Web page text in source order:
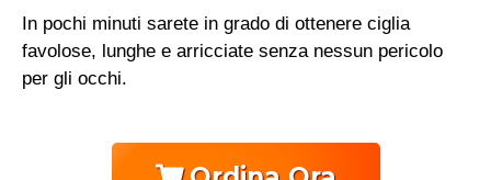
In pochi minuti sarete in grado di ottenere ciglia
favolose, lunghe e arricciate senza nessun pericolo
per gli occhi.